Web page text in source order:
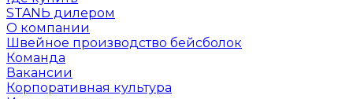
STANЬ дилером
О компании
Швейное производство бейсболок
Команда
Вакансии
Корпоративная культура